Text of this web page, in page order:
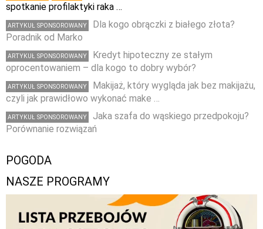
spotkanie profilaktyki raka …
ARTYKUŁ SPONSOROWANY
Dla kogo obrączki z białego złota?
Poradnik od Marko
ARTYKUŁ SPONSOROWANY
Kredyt hipoteczny ze stałym
oprocentowaniem – dla kogo to dobry wybór?
ARTYKUŁ SPONSOROWANY
Makijaż, który wygląda jak bez makijażu,
czyli jak prawidłowo wykonać make …
ARTYKUŁ SPONSOROWANY
Jaka szafa do wąskiego przedpokoju?
Porównanie rozwiązań
POGODA
NASZE PROGRAMY